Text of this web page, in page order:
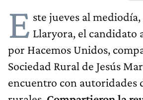
E ste jueves al
Llaryora, el candidato
por Hacemos Unidos,
Sociedad Rural de Jesús
encuentro con autoridades